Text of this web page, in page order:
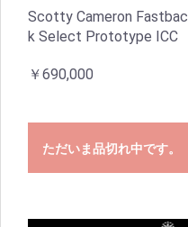
Scotty Cameron Fastbac
k Select Prototype ICC
￥690,000
ただいま品切れ中です。